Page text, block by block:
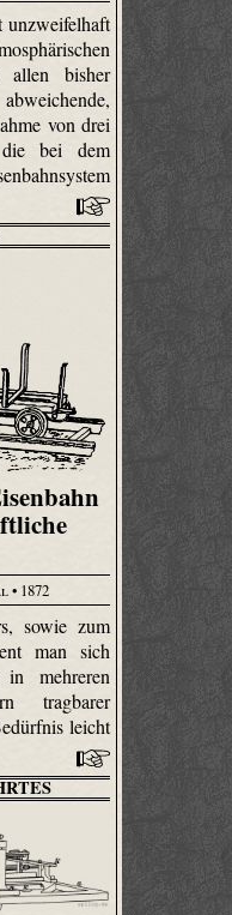
unzweifelhaft
allen bisher
von drei
die bei dem
• 1872
sowie zum
man sich
mehreren
tragbarer
leicht